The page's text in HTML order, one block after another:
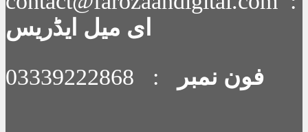
ای میل ایڈریس
فون نمبر : 03339222868